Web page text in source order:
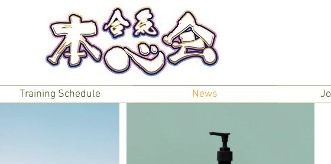
Training Schedule News